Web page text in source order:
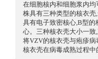
在细胞核内和细胞浆内
株具有三种类型的核衣
具有电子致密核心,B型
心。三种核衣壳大小一
将VZV的核衣壳与疱疹
核衣壳在病毒成熟过程中